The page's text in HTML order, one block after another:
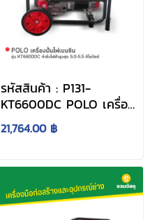
รหัสสินค้า : P131-
KT6600DC POLO เครื่อง
ปั่นไฟเบนซิน รุ่น
KT6600DC กำลังไฟฟ้า
21,764.00 ฿